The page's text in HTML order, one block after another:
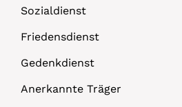
Sozialdienst
Friedensdienst
Gedenkdienst
Anerkannte Träger